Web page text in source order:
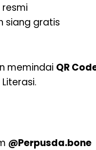
siang gratis
memindai QR
@Perpusda.bone